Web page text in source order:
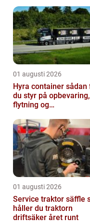
01 augusti 2026
Hyra container sådan får
du styr på opbevaring,
flytning og
01 augusti 2026
Service traktor säffle så
håller du traktorn
driftsäker året runt